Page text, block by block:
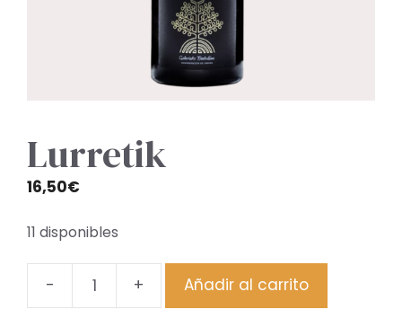
Lurretik
16,50€
11 disponibles
-
Lurretik
+ Añadir al carrito